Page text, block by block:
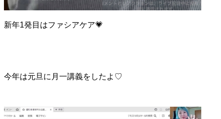
新年1発目はファシアケア💗
今年は元旦に月一講義をしたよ♡